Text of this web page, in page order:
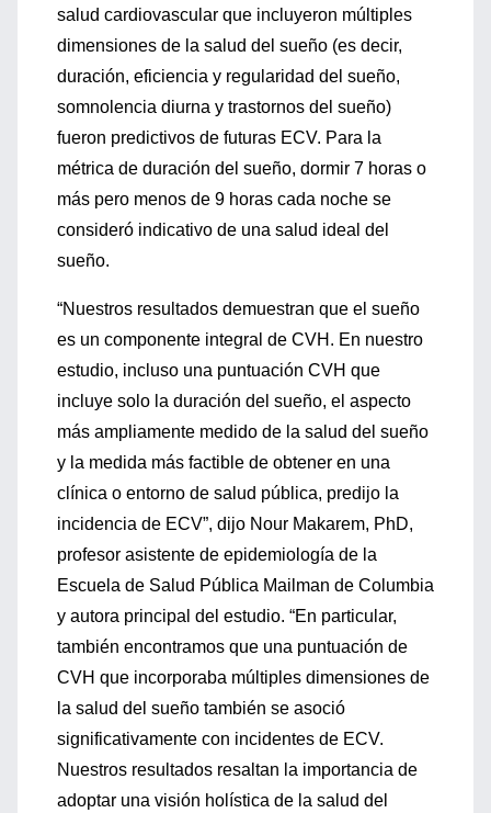
salud cardiovascular que incluyeron múltiples
dimensiones de la salud del sueño (es decir,
duración, eficiencia y regularidad del sueño,
somnolencia diurna y trastornos del sueño)
fueron predictivos de futuras ECV. Para la
métrica de duración del sueño, dormir 7 horas o
más pero menos de 9 horas cada noche se
consideró indicativo de una salud ideal del
sueño.
“Nuestros resultados demuestran que el sueño
es un componente integral de CVH. En nuestro
estudio, incluso una puntuación CVH que
incluye solo la duración del sueño, el aspecto
más ampliamente medido de la salud del sueño
y la medida más factible de obtener en una
clínica o entorno de salud pública, predijo la
incidencia de ECV”, dijo Nour Makarem, PhD,
profesor asistente de epidemiología de la
Escuela de Salud Pública Mailman de Columbia
y autora principal del estudio. “En particular,
también encontramos que una puntuación de
CVH que incorporaba múltiples dimensiones de
la salud del sueño también se asoció
significativamente con incidentes de ECV.
Nuestros resultados resaltan la importancia de
adoptar una visión holística de la salud del